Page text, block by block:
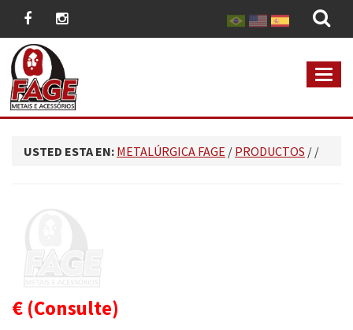
USTED ESTA EN: METALÚRGICA FAGE / PRODUCTOS / /
€ (Consulte)